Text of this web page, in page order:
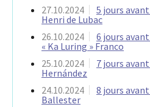
27.10.2024
5 jours
Henri de Lubac
26.10.2024
6 jours
« Ka Luring » Franco
25.10.2024
7 jours
Hernández
24.10.2024
8 jours
Ballester